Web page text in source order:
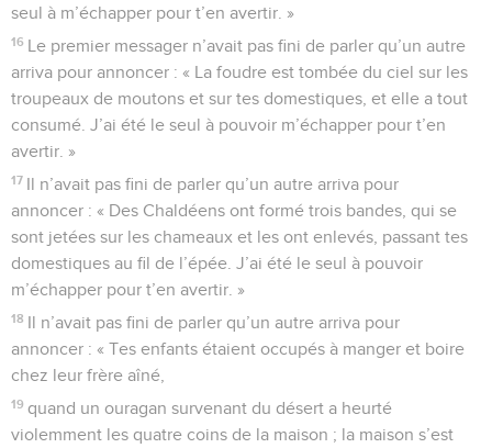
seul à m’échapper pour t’en avertir. »
16 Le premier messager n’avait pas fini de parler qu’un autre
arriva pour annoncer : « La foudre est tombée du ciel sur les
troupeaux de moutons et sur tes domestiques, et elle a tout
consumé. J’ai été le seul à pouvoir m’échapper pour t’en
avertir. »
17 Il n’avait pas fini de parler qu’un autre arriva pour
annoncer : « Des Chaldéens ont formé trois bandes, qui se
sont jetées sur les chameaux et les ont enlevés, passant tes
domestiques au fil de l’épée. J’ai été le seul à pouvoir
m’échapper pour t’en avertir. »
18 Il n’avait pas fini de parler qu’un autre arriva pour
annoncer : « Tes enfants étaient occupés à manger et boire
chez leur frère aîné,
19 quand un ouragan survenant du désert a heurté
violemment les quatre coins de la maison ; la maison s’est